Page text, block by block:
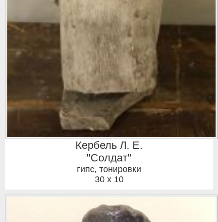
Кербель Л. Е.
"Солдат"
гипс, тонировки
30 x 10